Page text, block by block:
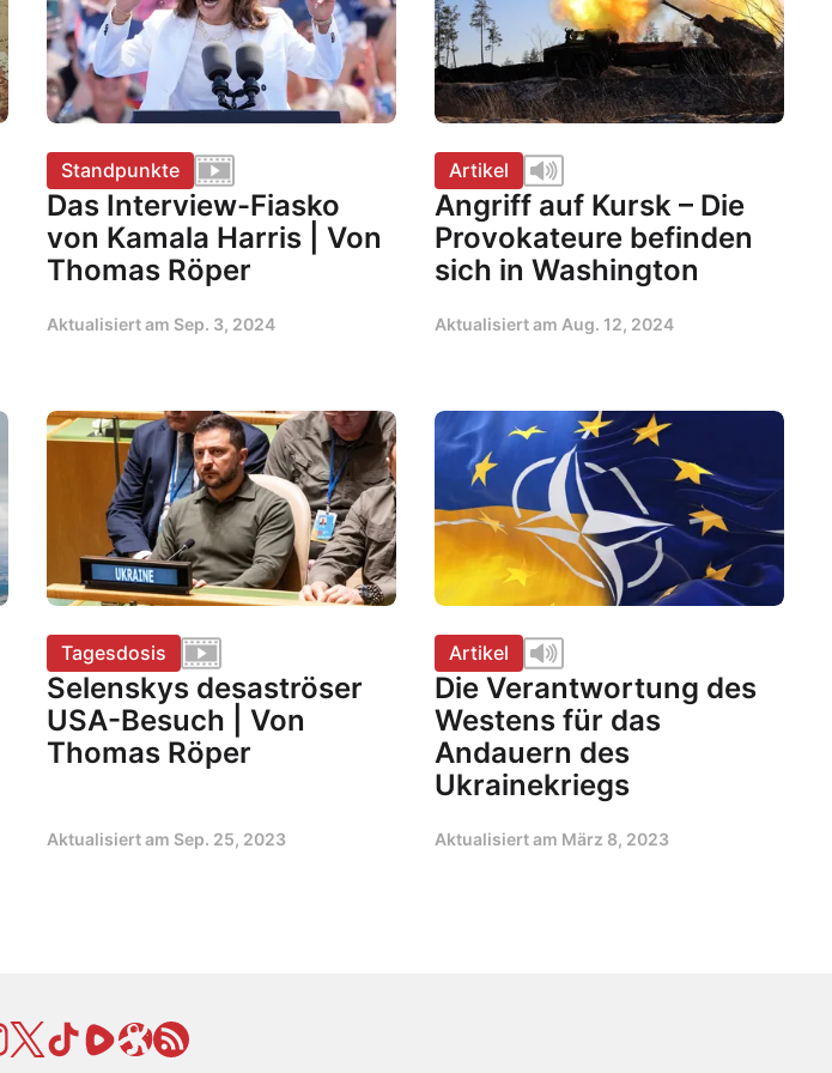
Standpunkte
Das Interview-Fiasko
von Kamala Harris | Von
Thomas Röper
Aktualisiert am Sep. 3, 2024
Artikel
Angriff auf Kursk – Die
Provokateure befinden
sich in Washington
Aktualisiert am Aug. 12, 2024
Tagesdosis
Selenskys desaströser
USA-Besuch | Von
Thomas Röper
Aktualisiert am Sep. 25, 2023
Artikel
Die Verantwortung des
Westens für das
Andauern des
Ukrainekriegs
Aktualisiert am März 8, 2023